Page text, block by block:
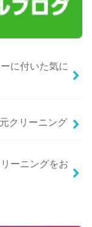
に付いた気に
クリーニング
ーニングをお